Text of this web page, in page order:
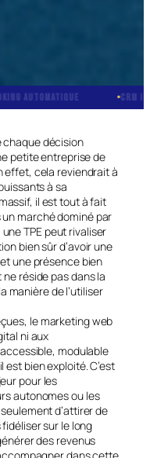
CRM INTÉGRÉ
chaque décision
petite entreprise de
effet, cela reviendrait à
à sa
il est tout à fait
marché dominé par
TPE peut rivaliser
bien sûr d’avoir une
une présence bien
réside pas dans la
manière de l’utiliser
le marketing web
ni aux
modulable
bien exploité. C’est
pour les
autonomes ou les
d’attirer de
sur le long
des revenus